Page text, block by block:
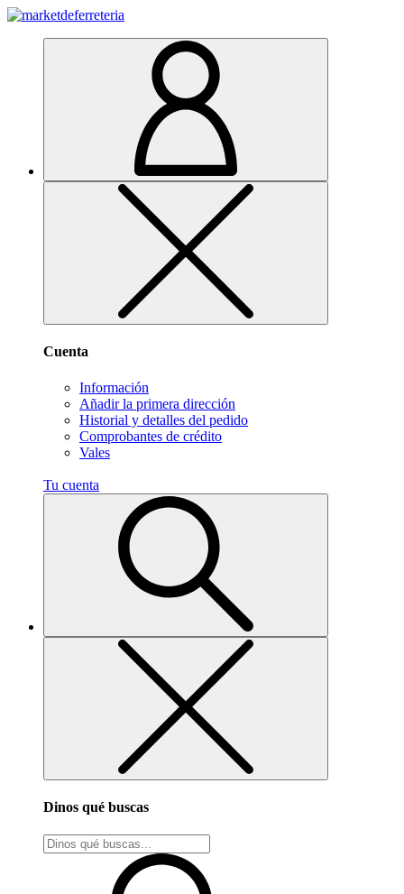
Cuenta
Información
Añadir la primera dirección
Historial y detalles del pedido
Comprobantes de crédito
Vales
Tu cuenta
Dinos qué buscas